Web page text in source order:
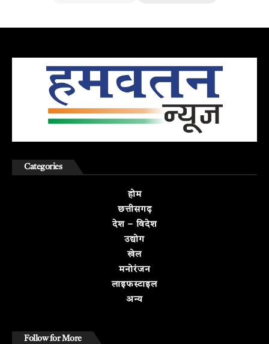
Categories
होम
छत्तीसगढ़
देश – विदेश
उद्योग
खेल
मनोरंजन
लाइफस्टाइल
अन्य
Follow for More